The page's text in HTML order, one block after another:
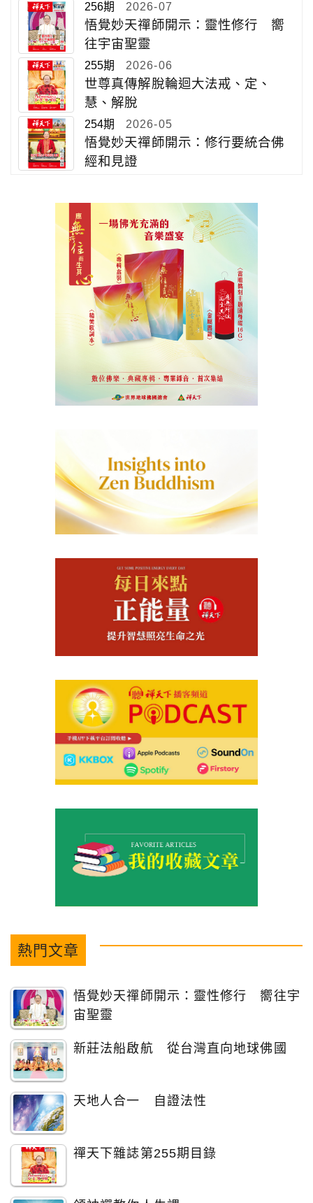
256期 2026-07
悟覺妙天禪師開示：靈性修行 嚮
往宇宙聖靈
255期 2026-06
世尊真傳解脫輪迴大法戒、定、
慧、解脫
254期 2026-05
悟覺妙天禪師開示：修行要統合佛
經和見證
熱門文章
悟覺妙天禪師開示：靈性修行 嚮往宇
宙聖靈
新莊法船啟航 從台灣直向地球佛國
天地人合一 自證法性
禪天下雜誌第255期目錄